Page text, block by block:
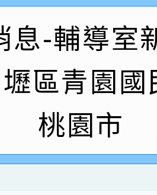
名。
教師榮獲社
園市科展 國
師王老師、
四年二班張O
競賽國小朗讀
師林老師
參加桃園市中
瑛教師榮獲教
-第二名
校參與2026世
科學小創客佳
息-輔導室
區青園
桃園市